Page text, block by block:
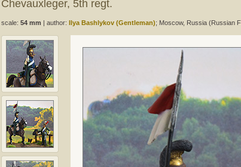
Chevauxleger, 5th regt.
scale: 54 mm author: Ilya Bashlykov (Gentleman); Moscow, Russia (Russian